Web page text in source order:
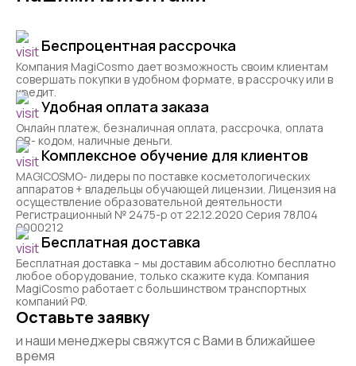
Беспроцентная рассрочка
Компания MagiCosmo дает возможность своим клиентам
совершать покупки в удобном формате, в рассрочку или в
кредит.
Удобная оплата заказа
Онлайн платеж, безналичная оплата, рассрочка, оплата
QR- кодом, наличные деньги.
Комплексное обучение для клиентов
MAGICOSMO- лидеры по поставке косметологических
аппаратов + владельцы обучающей лицензии. Лицензия на
осуществление образовательной деятельности
Регистрационный № 2475-р от 22.12.2020 Серия 78Л04
0000212
Бесплатная доставка
Бесплатная доставка – мы доставим абсолютно бесплатно
любое оборудование, только скажите куда. Компания
MagiCosmo работает с большинством транспортных
компаний РФ.
Оставьте заявку
и наши менеджеры свяжутся с Вами в ближайшее
время